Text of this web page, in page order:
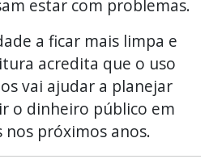
estar com problemas.
a ficar mais limpa e
acredita que o uso
vai ajudar a planejar
o dinheiro público em
próximos anos.